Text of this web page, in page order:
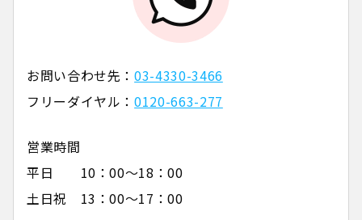
お問い合わせ先：03-4330-3466
フリーダイヤル：0120-663-277
営業時間
平日 10：00～18：00
土日祝 13：00～17：00